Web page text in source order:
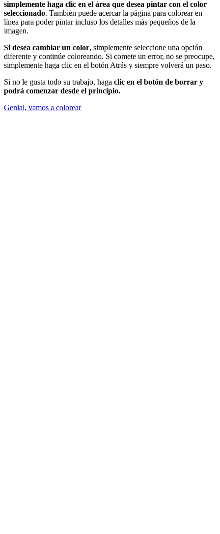
simplemente haga clic en el área que desea pintar con el color
seleccionado. También puede acercar la página para colorear en
línea para poder pintar incluso los detalles más pequeños de la
imagen.
Si desea cambiar un color, simplemente seleccione una opción
diferente y continúe coloreando. Si comete un error, no se preocupe,
simplemente haga clic en el botón Atrás y siempre volverá un paso.
Si no le gusta todo su trabajo, haga clic en el botón de borrar y
podrá comenzar desde el principio.
Genial, vamos a colorear